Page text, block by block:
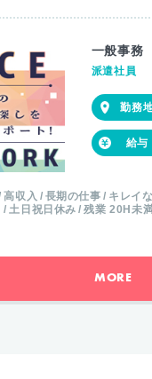
一般事務
派遣社員
高収入 長期の仕事
キレイ
土日祝日休み
残業 20H未
MORE